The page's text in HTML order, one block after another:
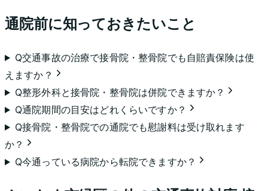
通院前に知っておきたいこと
Q交通事故の治療で接骨院・整骨院でも自賠責保険は使
えますか？
Q整形外科と接骨院・整骨院は併院できますか？
Q通院期間の目安はどれくらいですか？
Q接骨院・整骨院での通院でも慰謝料は受け取れます
か？
Q今通っている病院から転院できますか？